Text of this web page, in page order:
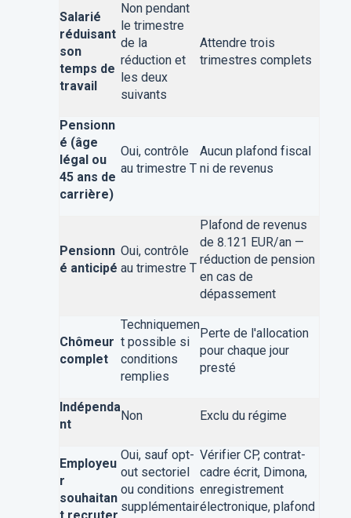
Salarié
réduisant
son
temps de
travail
Non pendant
le trimestre
de la
réduction et
les deux
suivants
Attendre trois
trimestres complets
Pensionn
é (âge
légal ou
45 ans de
carrière)
Oui, contrôle
au trimestre T
Aucun plafond fiscal
ni de revenus
Pensionn
é anticipé
Oui, contrôle
au trimestre T
Plafond de revenus
de 8.121 EUR/an —
réduction de pension
en cas de
dépassement
Chômeur
complet
Techniquemen
t possible si
conditions
remplies
Perte de l'allocation
pour chaque jour
presté
Indépenda
nt
Non Exclu du régime
Employeu
r
souhaitan
Oui, sauf opt-
out sectoriel
ou conditions
supplémentair
Vérifier CP, contrat-
cadre écrit, Dimona,
enregistrement
électronique, plafond